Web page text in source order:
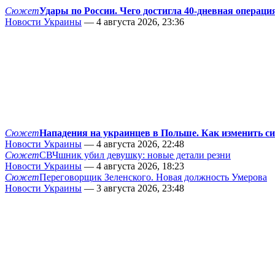
СюжетУдары по России. Чего достигла 40-дневная
Новости Украины — 4 августа 2026, 23:36
СюжетНападения на украинцев в Польше. Как изменить
Новости Украины — 4 августа 2026, 22:48
СюжетСВЧшник убил девушку: новые детали резни
Новости Украины — 4 августа 2026, 18:23
СюжетПереговорщик Зеленского. Новая должность Умерова
Новости Украины — 3 августа 2026, 23:48